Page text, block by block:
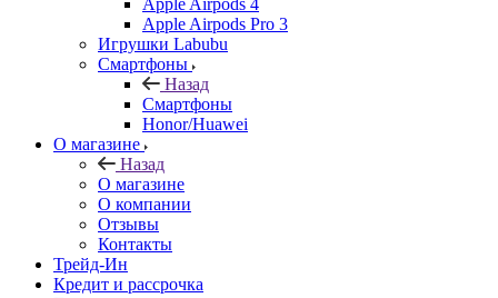
Apple Airpods 4
Apple Airpods Pro 3
Игрушки Labubu
Смартфоны
Назад
Смартфоны
Honor/Huawei
О магазине
Назад
О магазине
О компании
Отзывы
Контакты
Трейд-Ин
Кредит и рассрочка